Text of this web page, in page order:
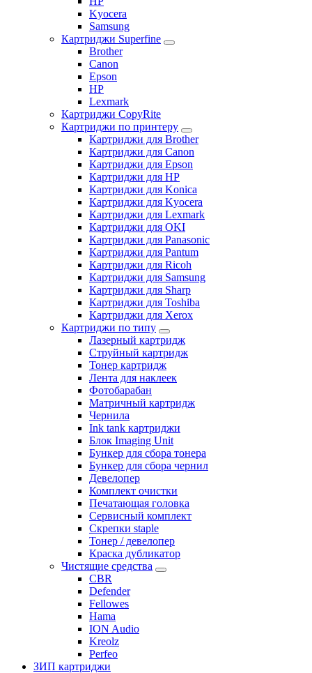
Kyocera
Samsung
Картриджи Superfine
Brother
Canon
Epson
HP
Lexmark
Картриджи CopyRite
Картриджи по принтеру
Картриджи для Brother
Картриджи для Canon
Картриджи для Epson
Картриджи для HP
Картриджи для Konica
Картриджи для Kyocera
Картриджи для Lexmark
Картриджи для OKI
Картриджи для Panasonic
Картриджи для Pantum
Картриджи для Ricoh
Картриджи для Samsung
Картриджи для Sharp
Картриджи для Toshiba
Картриджи для Xerox
Картриджи по типу
Лазерный картридж
Струйный картридж
Тонер картридж
Лента для наклеек
Фотобарабан
Матричный картридж
Чернила
Ink tank картриджи
Блок Imaging Unit
Бункер для сбора тонера
Бункер для сбора чернил
Девелопер
Комплект очистки
Печатающая головка
Сервисный комплект
Скрепки staple
Тонер / девелопер
Краска дубликатор
Чистящие средства
CBR
Defender
Fellowes
Hama
ION Audio
Kreolz
Perfeo
ЗИП картриджи